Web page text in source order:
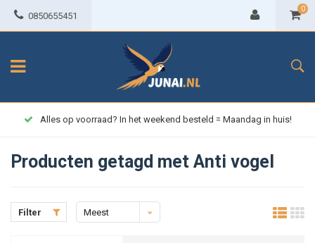
0850655451
0
Alles op voorraad? In het weekend besteld = Maandag in huis!
Producten getagd met Anti vogel
Filter
Meest